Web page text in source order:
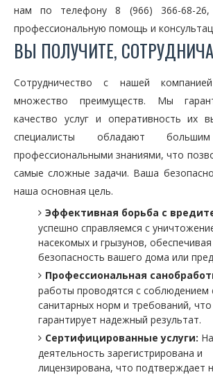
нам по телефону 8 (966) 366-68-
профессиональную помощь и
ВЫ ПОЛУЧИТЕ,
Сотрудничество с нашей
множество преимуществ. Мы
качество услуг и оперативность их
специалисты обладают
профессиональными знаниями, что
самые сложные задачи. Ваша
наша основная цель.
Эффективная борьба с
успешно справляемся с
насекомых и грызунов,
безопасность вашего дома или
Профессиональная
работы проводятся с соблюдением
санитарных норм и требований, что
гарантирует надежный результат.
Сертифицированные услуги:
деятельность зарегистрирована и
лицензирована, что подтверждает